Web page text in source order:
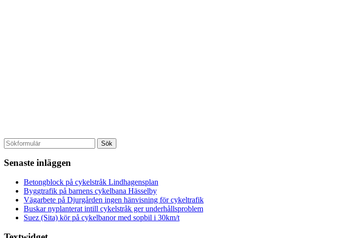
Senaste inläggen
Betongblock på cykelstråk Lindhagensplan
Byggtrafik på barnens cykelbana Hässelby
Vägarbete på Djurgården ingen hänvisning för cykeltrafik
Buskar nyplanterat intill cykelstråk ger underhållsproblem
Suez (Sita) kör på cykelbanor med sopbil i 30km/t